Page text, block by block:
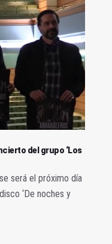
del grupo ‘Los
será el próximo día
‘De noches y